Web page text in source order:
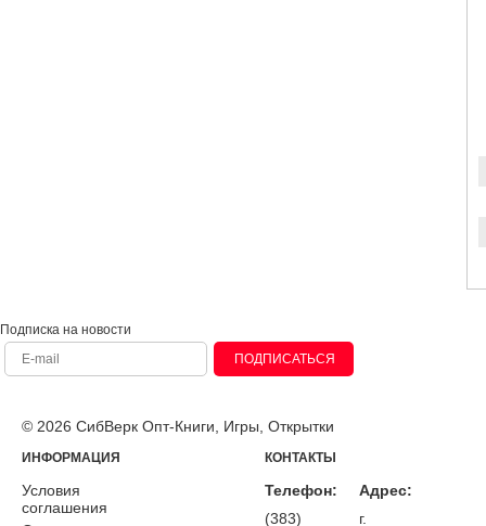
Подписка на новости
ПОДПИСАТЬСЯ
© 2026 СибВерк Опт-Книги, Игры, Открытки
ИНФОРМАЦИЯ
Условия
соглашения
КОНТАКТЫ
Телефон:
(383)
Адрес:
г.